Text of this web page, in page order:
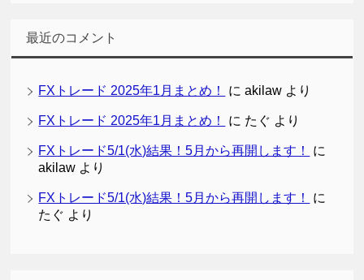
最近のコメント
FXトレード 2025年1月まとめ！ にakilaw より
FXトレード 2025年1月まとめ！ に たぐ より
FXトレード5/1(水)結果！5月から再開します！
に
akilaw より
FXトレード5/1(水)結果！5月から再開します！
に
たぐ より